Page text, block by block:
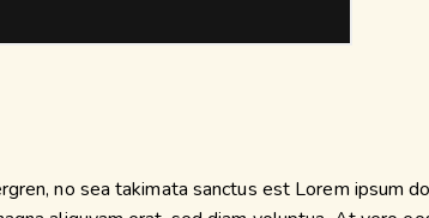
no sea takimata sanctus est Lorem ipsum